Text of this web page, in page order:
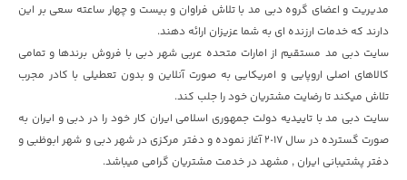
مدیریت و اعضای گروه دبی مد با تلاش فراوان و بیست و چهار ساعته سعی بر این
دارند که خدمات ارزنده ای به شما عزیزان ارائه دهند.
سایت دبی مد مستقیم از امارات متحده عربی شهر دبی با فروش برندها و تمامی
کالاهای اصلی اروپایی و امریکایی به صورت آنلاین و بدون تعطیلی با کادر مجرب
تلاش میکند تا رضایت مشتریان خود را جلب کند.
سایت دبی مد با تاییدیه دولت جمهوری اسلامی ایران کار خود را در دبی و ایران به
صورت گسترده در سال ٢٠١۷ آغاز نموده و دفتر مرکزی در شهر دبی و شهر ابوظبی و
دفتر پشتیبانی ایران , مشهد در خدمت مشتریان گرامی میباشد.